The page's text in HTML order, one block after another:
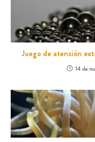
Juego de atención
14 de